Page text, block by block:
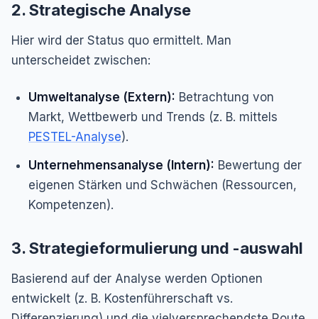
2. Strategische Analyse
Hier wird der Status quo ermittelt. Man
unterscheidet zwischen:
Umweltanalyse (Extern): Betrachtung von
Markt, Wettbewerb und Trends (z. B. mittels
PESTEL-Analyse).
Unternehmensanalyse (Intern): Bewertung der
eigenen Stärken und Schwächen (Ressourcen,
Kompetenzen).
3. Strategieformulierung und -auswahl
Basierend auf der Analyse werden Optionen
entwickelt (z. B. Kostenführerschaft vs.